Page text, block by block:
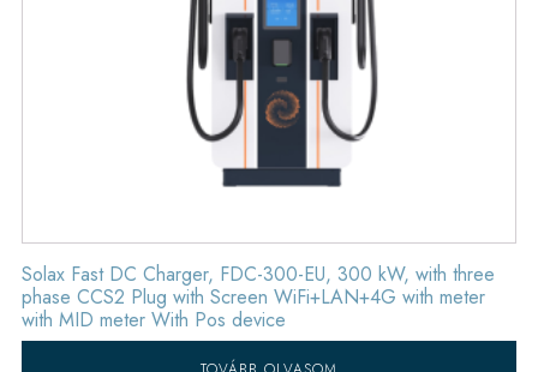
Solax Fast DC Charger, FDC-300-EU, 300 kW, with three
phase CCS2 Plug with Screen WiFi+LAN+4G with meter
with MID meter With Pos device